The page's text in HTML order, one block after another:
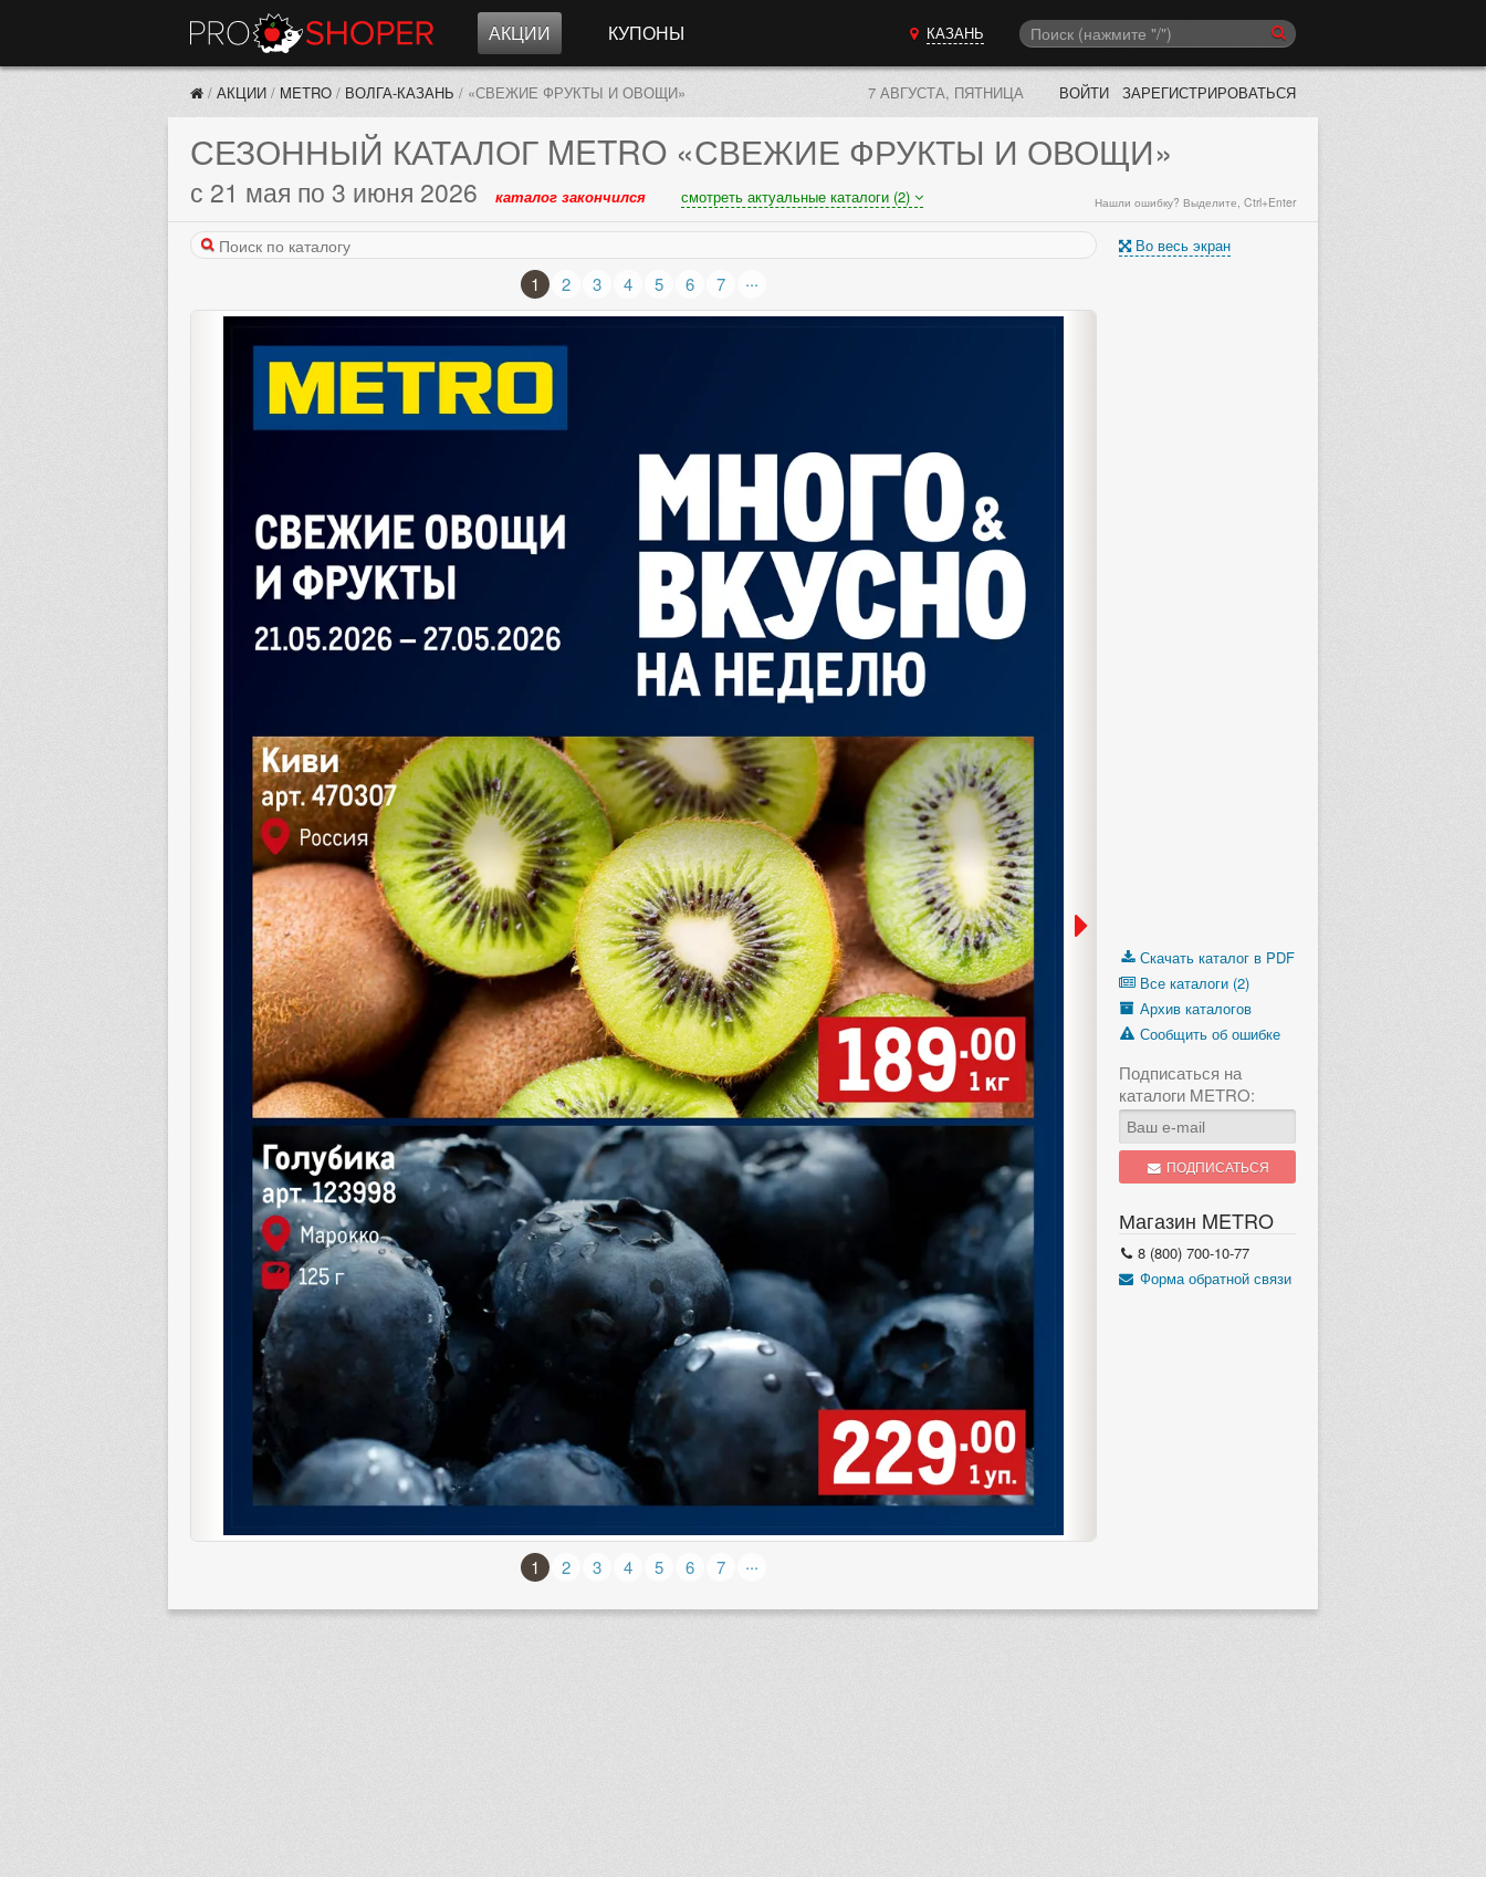
АКЦИИ КУПОНЫ КАЗАНЬ
/ АКЦИИ / METRO / ВОЛГА-КАЗАНЬ / «СВЕЖИЕ ФРУКТЫ И ОВОЩИ» 7 АВГУСТА, ПЯТНИЦА ВОЙТИ ЗАРЕГИСТРИРОВАТЬСЯ
СЕЗОННЫЙ КАТАЛОГ METRO «СВЕЖИЕ ФРУКТЫ И ОВОЩИ»
с 21 мая по 3 июня 2026 каталог закончился смотреть актуальные каталоги (2) Нашли ошибку? Выделите, Ctrl+Enter
Во весь экран
1 2 3 4 5 6 7 ...
1 2 3 4 5 6 7 ...
Скачать каталог в PDF
Все каталоги (2)
Архив каталогов
Сообщить об ошибке
Подписаться на
каталоги METRO:
ПОДПИСАТЬСЯ
Магазин METRO
8 (800) 700-10-77
Форма обратной связи